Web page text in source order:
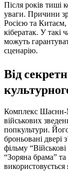
Після років тиші
уваги. Причини
Росією та Китаєм,
кібератак. У такі
можуть
сценарію.
Від
Комплекс Шаєнн-
військових
попкультури.
броньовані двері
фільму
“Зоряна брама” та